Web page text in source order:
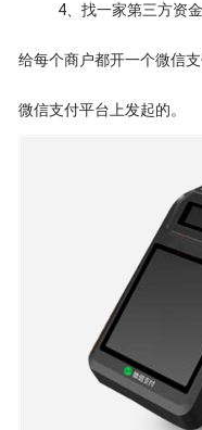
4、找一家第三方资
给每个商户都开一个微信
微信支付平台上发起的。